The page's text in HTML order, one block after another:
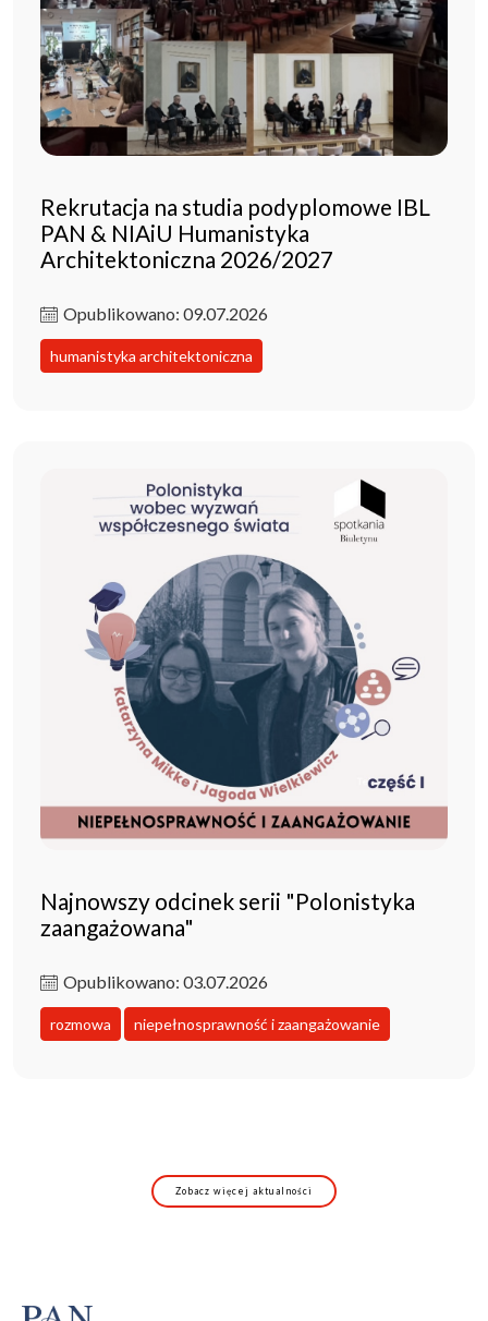
Rekrutacja na studia podyplomowe IBL
PAN & NIAiU Humanistyka
Architektoniczna 2026/2027
Opublikowano: 09.07.2026
humanistyka architektoniczna
Najnowszy odcinek serii "Polonistyka
zaangażowana"
Opublikowano: 03.07.2026
rozmowa niepełnosprawność i zaangażowanie
Zobacz więcej aktualności